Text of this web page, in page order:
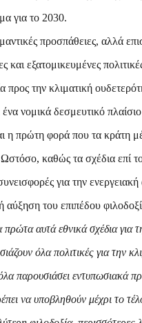
για το 2030.
προσπάθειες, αλλά
εξατομικευμένες
προς την κλιματική
νομικά δεσμευτικό πλαίσιο
η πρώτη φορά που τα κράτη
καθώς τα σχέδια επί
για την
αύξηση του επιπέδου
πρώτα αυτά εθνικά σχέδια για
όλα πολιτικές για την
παρουσιάσει εντυπωσιακά
να υποβληθούν μέχρι το